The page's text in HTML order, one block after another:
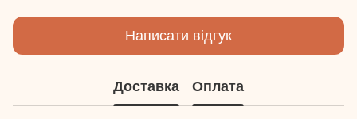
Написати відгук
Доставка Оплата